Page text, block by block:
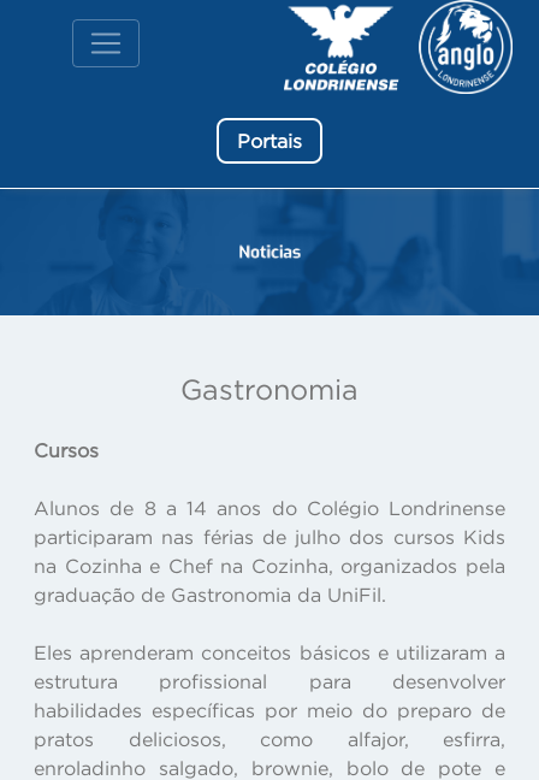
Portais
Gastronomia
Cursos
Alunos de 8 a 14 anos do Colégio Londrinense
participaram nas férias de julho dos cursos Kids
na Cozinha e Chef na Cozinha, organizados pela
graduação de Gastronomia da UniFil.
Eles aprenderam conceitos básicos e utilizaram a
estrutura profissional para desenvolver
habilidades específicas por meio do preparo de
pratos deliciosos, como alfajor, esfirra,
enroladinho salgado, brownie, bolo de pote e